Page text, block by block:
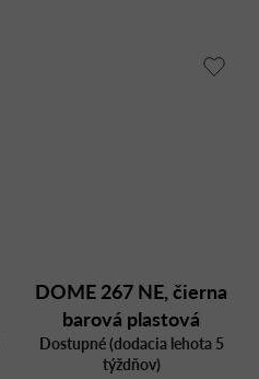
DOME 267 NE, čierna
barová plastová
stolička
Dostupné (dodacia lehota 5
týždňov)